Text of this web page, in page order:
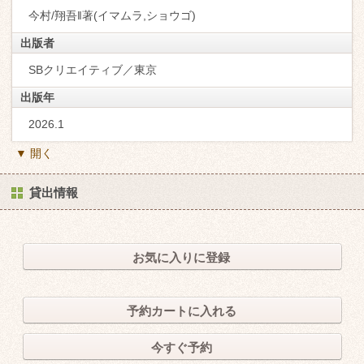
今村/翔吾‖著(イマムラ,ショウゴ)
出版者
SBクリエイティブ／東京
出版年
2026.1
▼ 開く
貸出情報
お気に入りに登録
予約カートに入れる
今すぐ予約